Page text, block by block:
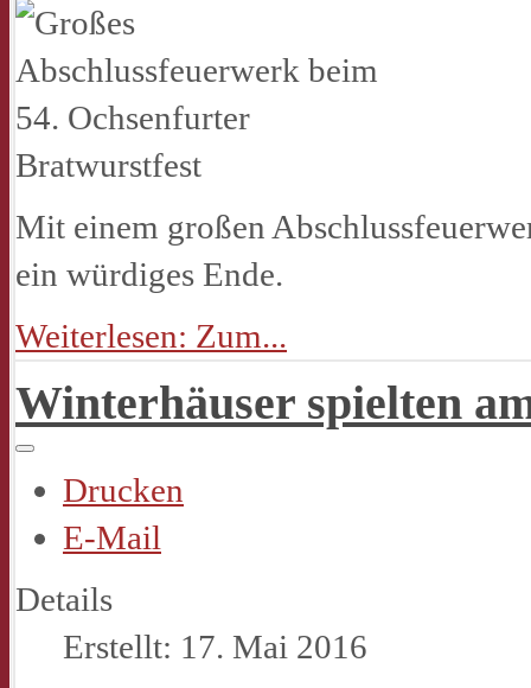
Mit einem großen
ein würdiges Ende.
Weiterlesen: Zum...
Winterhäuser spielten
Drucken
E-Mail
Details
Erstellt: 17. Mai 2016